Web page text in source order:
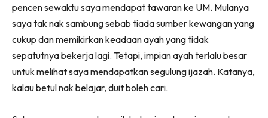
pencen sewaktu saya mendapat tawaran ke UM. Mulanya
saya tak nak sambung sebab tiada sumber kewangan yang
cukup dan memikirkan keadaan ayah yang tidak
sepatutnya bekerja lagi. Tetapi, impian ayah terlalu besar
untuk melihat saya mendapatkan segulung ijazah. Katanya,
kalau betul nak belajar, duit boleh cari.